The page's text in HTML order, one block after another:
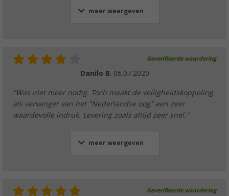
meer weergeven
Geverifieerde waardering
Danilo B. 06.07.2020
"Was niet meer nodig. Toch maakt de veiligheidskoppeling
als vervanger van het "Nederlandse oog" een zeer
waardevolle indruk. Levering zoals altijd zeer snel."
meer weergeven
Geverifieerde waardering